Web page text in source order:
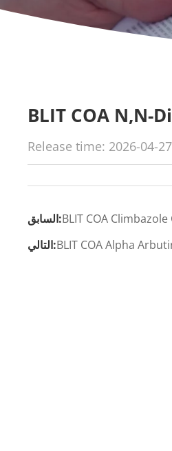
BLIT COA N,N-
Release time: 2026-04-27
السابق:BLIT COA Climbazole
التالي:BLIT COA Alpha